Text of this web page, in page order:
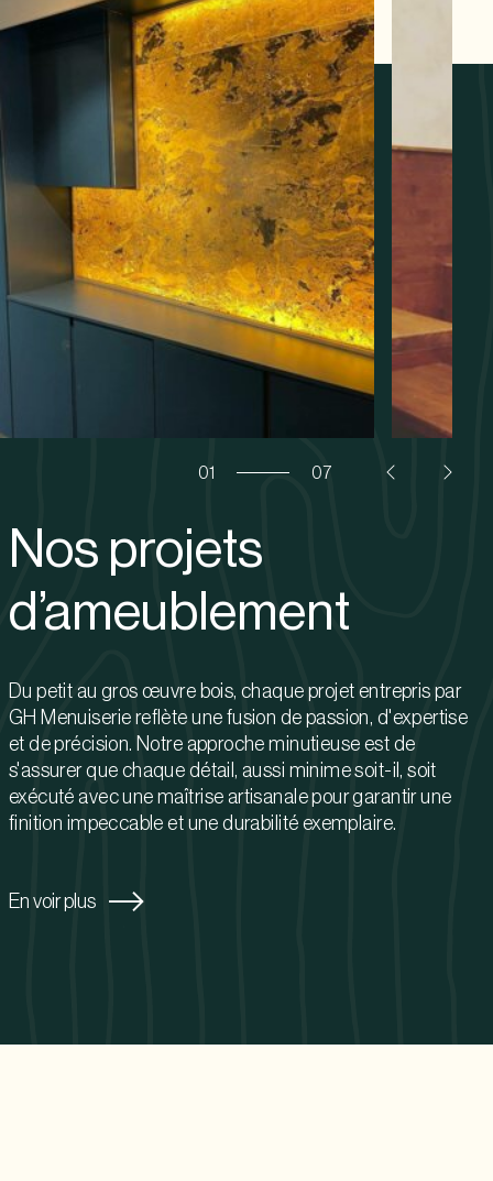
01 07
Nos projets
d’ameublement
Du petit au gros œuvre bois, chaque projet entrepris par
GH Menuiserie reflète une fusion de passion, d'expertise
et de précision. Notre approche minutieuse est de
s'assurer que chaque détail, aussi minime soit-il, soit
exécuté avec une maîtrise artisanale pour garantir une
finition impeccable et une durabilité exemplaire.
En voir plus